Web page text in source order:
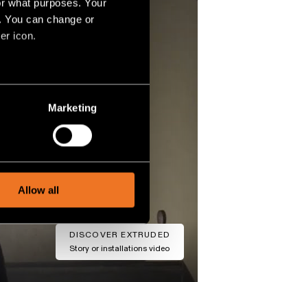
what purposes. Your
can change or
icon.
meters
and analytics
Marketing
Allow all
DISCOVER EXTRUDED
Story or installations video